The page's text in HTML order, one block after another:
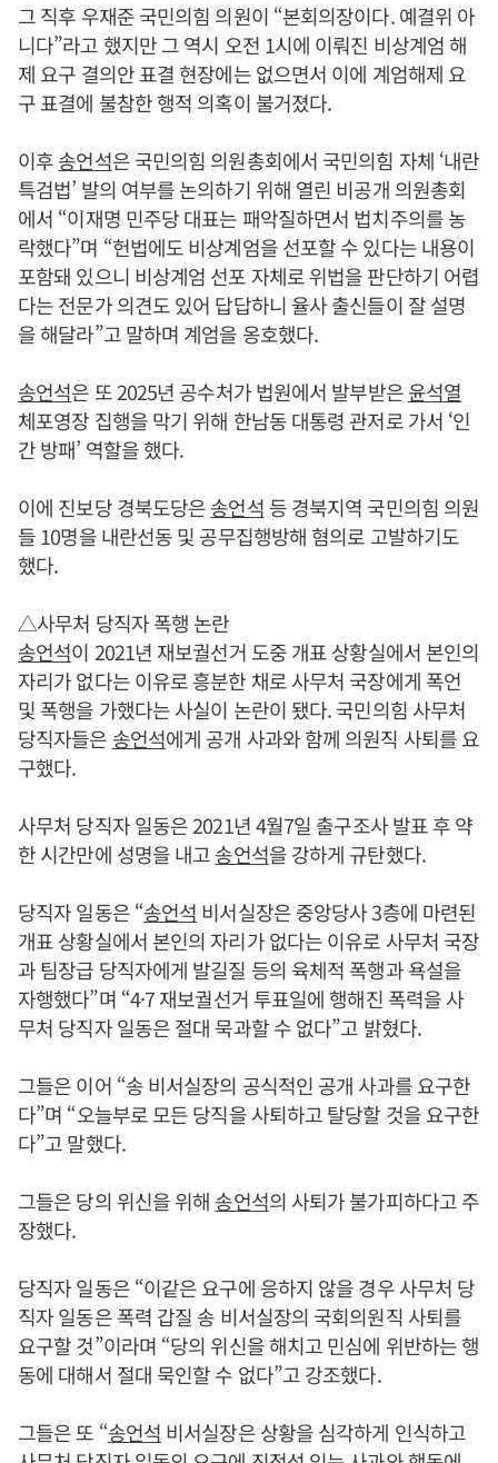
그 직후 우재준 국민의힘 의원이 “본회의장이다. 예결위 아
니다”라고 했지만 그 역시 오전 1시에 이뤄진 비상계엄 해
제 요구 결의안 표결 현장에는 없으면서 이에 계엄해제 요
구 표결에 불참한 행적 의혹이 불거졌다.
이후송언석은 국민의힘 의원총회에서 국민의힘 자체 ‘내란
특검법’ 발의 여부를 논의하기 위해 열린 비공개 의원총회
에서 “이재명 민주당 대표는 패악질하면서 법치주의를 농
락했다”며 “헌법에도 비상계엄을 선포할 수 있다는 내용이
포함돼 있으니 비상계엄 선포 자체로 위법을 판단하기 어렵
다는 전문가 의견도 있어 답답하니 율사 출신들이 잘 설명
을 해달라”고 말하며 계엄을 옹호했다.
송언석은 또 2025년 공수처가 법원에서 발부받은윤석열
체포영장 집행을 막기 위해 한남동 대통령 관저로 가서 ‘인
간 방패’ 역할을 했다.
이에 진보당 경북도당은송언석 등 경북지역 국민의힘 의원
들 10명을 내란선동 및 공무집행방해 혐의로 고발하기도
했다.
△사무처 당직자 폭행 논란
송언석이 2021년 재보궐선거 도중 개표 상황실에서 본인의
자리가 없다는 이유로 흥분한 채로 사무처 국장에게 폭언
및 폭행을 가했다는 사실이 논란이 됐다. 국민의힘 사무처
당직자들은 송언석에게 공개 사과와 함께 의원직 사퇴를 요
구했다.
사무처 당직자 일동은 2021년 4월7일 출구조사 발표 후 약
한 시간만에 성명을 내고송언석을 강하게 규탄했다.
당직자 일동은 “송언석 비서실장은 중앙당사 3층에 마련된
개표 상황실에서 본인의 자리가 없다는 이유로 사무처 국장
과 팀장급 당직자에게 발길질 등의 육체적 폭행과 욕설을
자행했다”며 “4·7 재보궐선거 투표일에 행해진 폭력을 사
무처 당직자 일동은 절대 묵과할 수 없다”고 밝혔다.
그들은 이어 “송 비서실장의 공식적인 공개 사과를 요구한
다”며 “오늘부로 모든 당직을 사퇴하고 탈당할 것을 요구한
다”고 말했다.
그들은 당의 위신을 위해 송언석의 사퇴가 불가피하다고 주
장했다.
당직자 일동은 “이같은 요구에 응하지 않을 경우 사무처 당
직자 일동은 폭력 갑질 송 비서실장의 국회의원직 사퇴를
요구할 것”이라며 “당의 위신을 해치고 민심에 위반하는 행
동에 대해서 절대 묵인할 수 없다”고 강조했다.
그들은 또 “송언석 비서실장은 상황을 심각하게 인식하고